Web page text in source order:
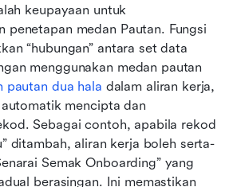
keupayaan untuk
penetapan medan Pautan. Fungsi
“hubungan” antara set data
menggunakan medan pautan
pautan dua hala dalam aliran kerja,
mencipta dan
Sebagai contoh, apabila rekod
ditambah, aliran kerja boleh serta-
Semak Onboarding” yang
berasingan. Ini memastikan